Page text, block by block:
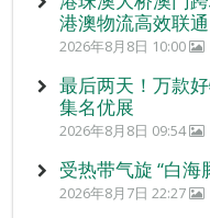
港澳物流高效联通
2026年8月8日 10:00
最后两天！万款
集名优展
2026年8月8日 09:54
受热带气旋 “白
2026年8月7日 22:27